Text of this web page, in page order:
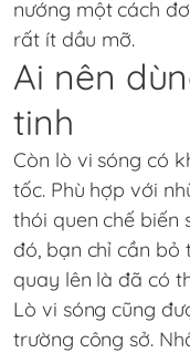
nướng một cách
rất ít dầu mỡ.
Ai nên
tinh
Còn lò vi sóng có
tốc. Phù hợp với
thói quen chế biến
đó, bạn chỉ cần
quay lên là đã có
Lò vi sóng cũng
trường công sở.